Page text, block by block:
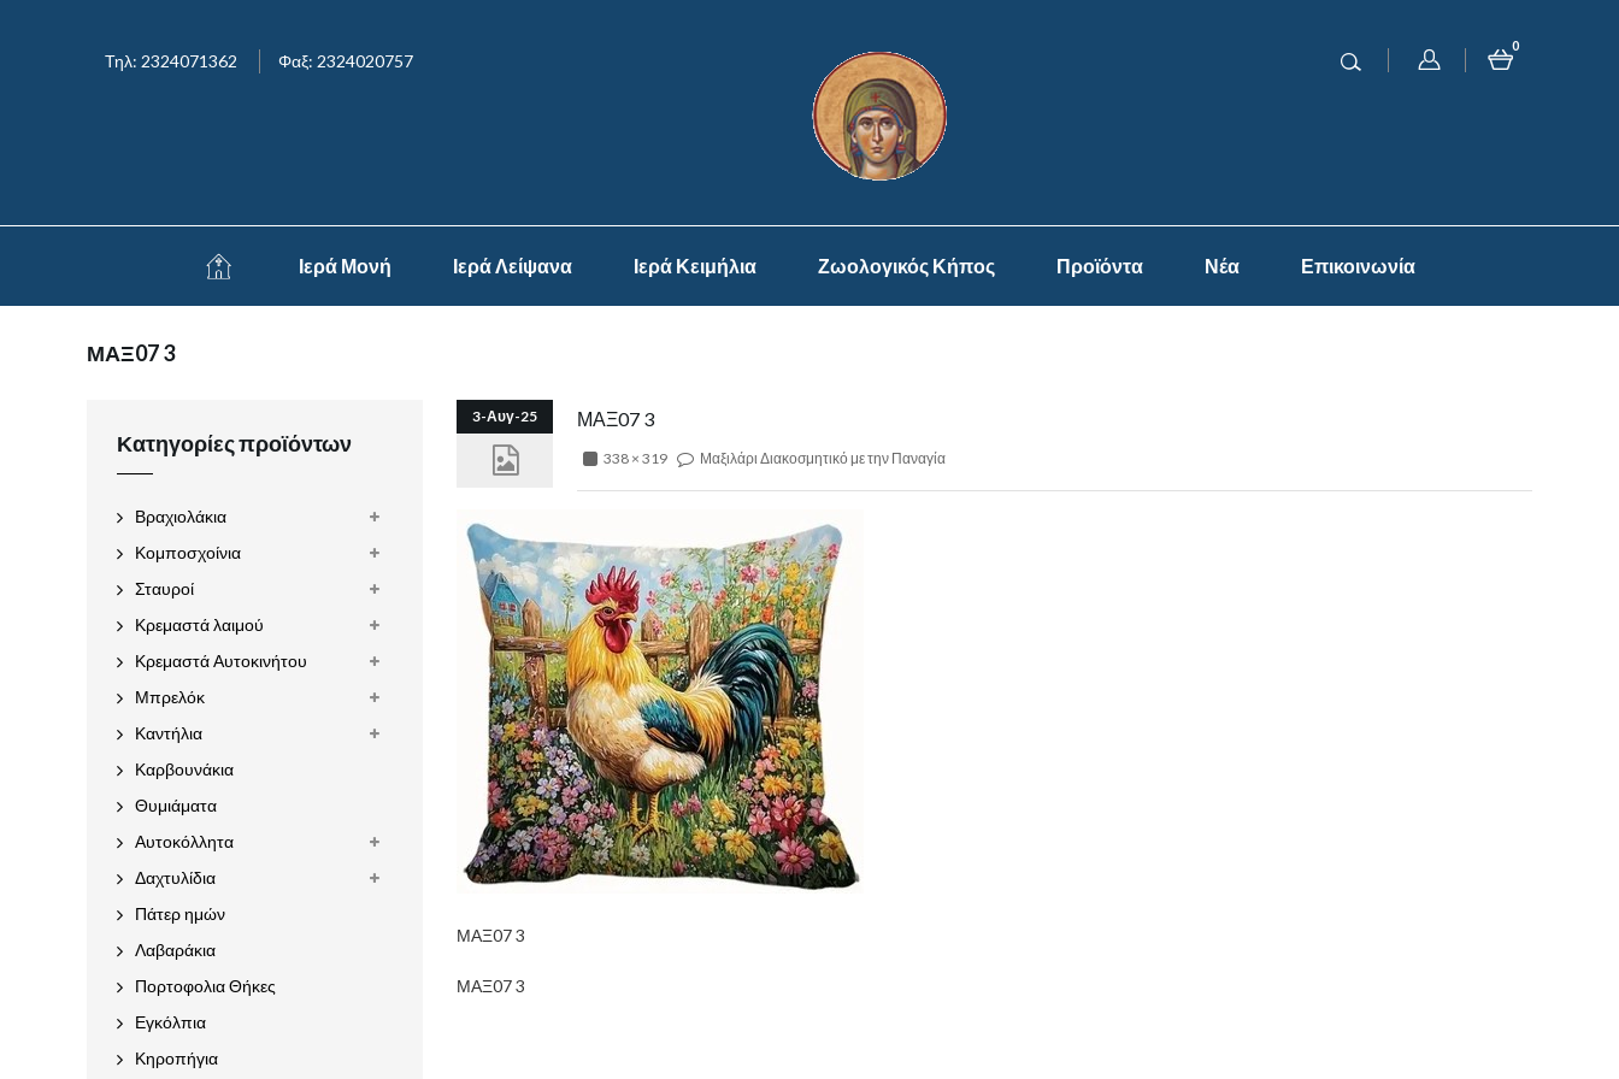
Τηλ: 2324071362 Φαξ: 2324020757
0
Ιερά Μονή Ιερά Λείψανα Ιερά Κειμήλια Ζωολογικός Κήπος Προϊόντα Νέα Επικοινωνία
ΜΑΞ07 3
3-Αυγ-25 ΜΑΞ07 3
338 × 319 Μαξιλάρι Διακοσμητικό με την Παναγία
ΜΑΞ07 3
ΜΑΞ07 3
Κατηγορίες προϊόντων
Βραχιολάκια
Κομποσχοίνια
Σταυροί
Κρεμαστά λαιμού
Κρεμαστά Αυτοκινήτου
Μπρελόκ
Καντήλια
Καρβουνάκια
Θυμιάματα
Αυτοκόλλητα
Δαχτυλίδια
Πάτερ ημών
Λαβαράκια
Πορτοφολια Θήκες
Εγκόλπια
Κηροπήγια